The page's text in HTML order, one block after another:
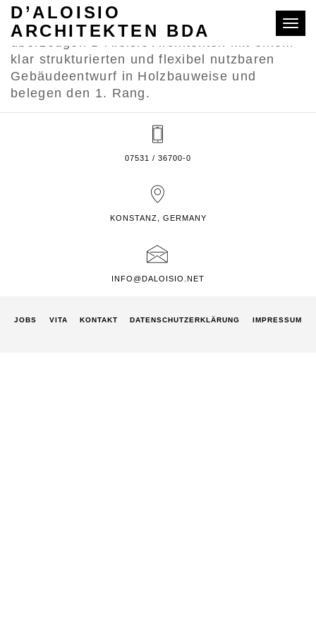
D’ALOISIO
ARCHITEKTEN BDA
Im VgV-Verfahren für den Neubau eines 7-
gruppigen Kinderhauses in Gärtringen
überzeugen D’Aloisio Architekten mit einem
klar strukturierten und flexibel nutzbaren
Gebäudeentwurf in Holzbauweise und
belegen den 1. Rang.
07531 / 36700-0
KONSTANZ, GERMANY
INFO@DALOISIO.NET
JOBS VITA KONTAKT DATENSCHUTZ­ERKLÄRUNG IMPRESSUM